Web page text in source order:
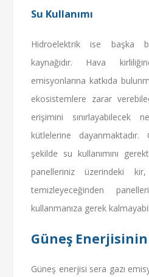
Su Kullanımı
Hidroelektrik ise başka
kaynağıdır. Hava
emisyonlarına katkıda
ekosistemlere zarar
erişimini
kütlelerine
şekilde su kullanımını
panelleriniz üzerindeki
temizleyeceğinden
kullanmanıza gerek
Güneş Enerjisinin
Güneş enerjisi sera gazı